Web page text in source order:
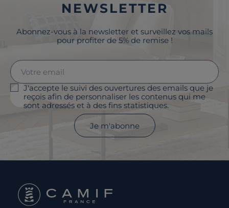
NEWSLETTER
Abonnez-vous à la newsletter et surveillez vos mails
pour profiter de 5% de remise !
J'accepte le suivi des ouvertures des emails que je
reçois afin de personnaliser les contenus qui me
sont adressés et à des fins statistiques.
Je m'abonne